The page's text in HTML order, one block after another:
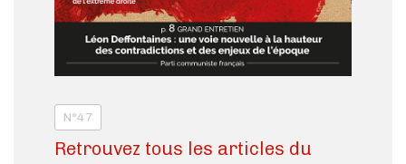
N°47
Retrouvez tous les articles du